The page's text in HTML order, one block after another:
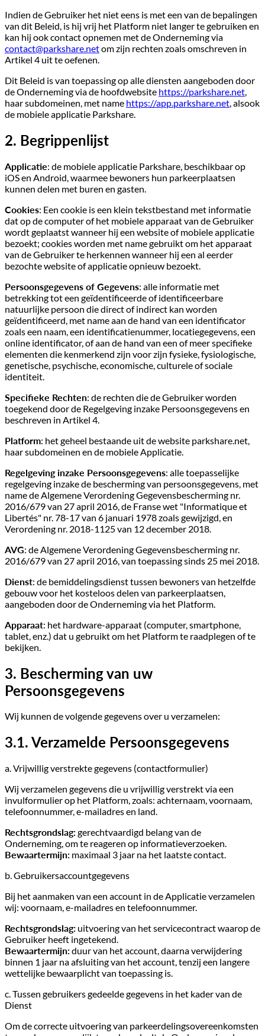
Indien de Gebruiker het niet eens is met een van de bepalingen
van dit Beleid, is hij vrij het Platform niet langer te gebruiken en
kan hij ook contact opnemen met de Onderneming via
contact@parkshare.netom zijn rechten zoals omschreven in
Artikel 4 uit te oefenen.
Dit Beleid is van toepassing op alle diensten aangeboden door
de Onderneming via de hoofdwebsite https://parkshare.net
haar subdomeinen, met name https://app.parkshare.net , alsook
de mobiele applicatie Parkshare.
2. Begrippenlijst
Applicatie: de mobiele applicatie Parkshare, beschikbaar op
iOS en Android, waarmee bewoners hun parkeerplaatsen
kunnen delen met buren en gasten.
Cookies: Een cookie is een klein tekstbestand met informatie
dat op de computer of het mobiele apparaat van de Gebruiker
wordt geplaatst wanneer hij een website of mobiele applicatie
bezoekt; cookies worden met name gebruikt om het apparaat
van de Gebruiker te herkennen wanneer hij een al eerder
bezochte website of applicatie opnieuw bezoekt.
Persoonsgegevens of Gegevens: alle informatie met
betrekking tot een geïdentificeerde of identificeerbare
natuurlijke persoon die direct of indirect kan worden
geïdentificeerd, met name aan de hand van een identificator
zoals een naam, een identificatienummer, locatiegegevens, een
online identificator, of aan de hand van een of meer specifieke
elementen die kenmerkend zijn voor zijn fysieke, fysiologische,
genetische, psychische, economische, culturele of sociale
identiteit.
Specifieke Rechten: de rechten die de Gebruiker worden
toegekend door de Regelgeving inzake Persoonsgegevens en
beschreven in Artikel 4.
Platform: het geheel bestaande uit de website parkshare.net,
haar subdomeinen en de mobiele Applicatie.
Regelgeving inzake Persoonsgegevens: alle toepasselijke
regelgeving inzake de bescherming van persoonsgegevens, met
name de Algemene Verordening Gegevensbescherming nr.
2016/679 van 27 april 2016, de Franse wet "Informatique et
Libertés" nr. 78-17 van 6 januari 1978 zoals gewijzigd, en
Verordening nr. 2018-1125 van 12 december 2018.
AVG: de Algemene Verordening Gegevensbescherming nr.
2016/679 van 27 april 2016, van toepassing sinds 25 mei 2018.
Dienst: de bemiddelingsdienst tussen bewoners van hetzelfde
gebouw voor het kosteloos delen van parkeerplaatsen,
aangeboden door de Onderneming via het Platform.
Apparaat: het hardware-apparaat (computer, smartphone,
tablet, enz.) dat u gebruikt om het Platform te raadplegen of te
bekijken.
3. Bescherming van uw
Persoonsgegevens
Wij kunnen de volgende gegevens over u verzamelen:
3.1. Verzamelde Persoonsgegevens
a. Vrijwillig verstrekte gegevens (contactformulier)
Wij verzamelen gegevens die u vrijwillig verstrekt via een
invulformulier op het Platform, zoals: achternaam, voornaam,
telefoonnummer, e-mailadres en land.
Rechtsgrondslag:gerechtvaardigd belang van de
Onderneming, om te reageren op informatieverzoeken.
Bewaartermijn: maximaal 3 jaar na het laatste contact.
b. Gebruikersaccountgegevens
Bij het aanmaken van een account in de Applicatie verzamelen
wij: voornaam, e-mailadres en telefoonnummer.
Rechtsgrondslag: uitvoering van het servicecontract waarop de
Gebruiker heeft ingetekend.
Bewaartermijn:duur van het account, daarna verwijdering
binnen 1 jaar na afsluiting van het account, tenzij een langere
wettelijke bewaarplicht van toepassing is.
c. Tussen gebruikers gedeelde gegevens in het kader van de
Dienst
Om de correcte uitvoering van parkeerdelingsovereenkomsten